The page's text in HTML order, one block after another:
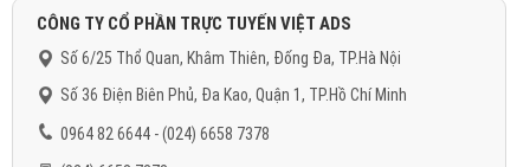
CÔNG TY CỔ PHẦN TRỰC TUYẾN VIỆT ADS
Số 6/25 Thổ Quan, Khâm Thiên, Đống Đa, TP.Hà Nội
Số 36 Điện Biên Phủ, Đa Kao, Quận 1, TP.Hồ Chí Minh
0964 82 6644 - (024) 6658 7378